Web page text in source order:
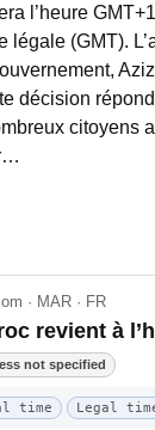
l’heure
légale (GMT).
décision
citoyens
· MAR · FR
revient à
not specified
time Legal